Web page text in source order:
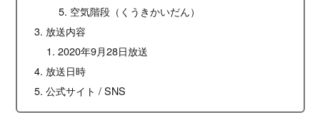
空気階段（くうきかいだん）
放送内容
2020年9月28日放送
放送日時
公式サイト / SNS